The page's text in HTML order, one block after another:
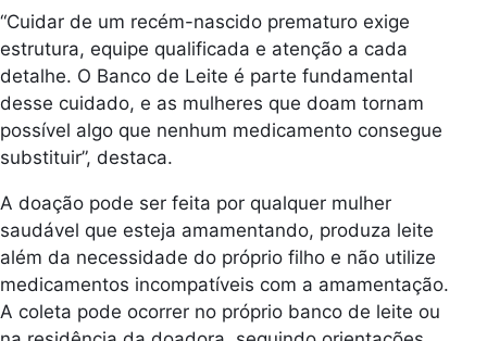
“Cuidar de um recém-nascido prematuro exige
estrutura, equipe qualificada e atenção a cada
detalhe. O Banco de Leite é parte fundamental
desse cuidado, e as mulheres que doam tornam
possível algo que nenhum medicamento consegue
substituir”, destaca.
A doação pode ser feita por qualquer mulher
saudável que esteja amamentando, produza leite
além da necessidade do próprio filho e não utilize
medicamentos incompatíveis com a amamentação.
A coleta pode ocorrer no próprio banco de leite ou